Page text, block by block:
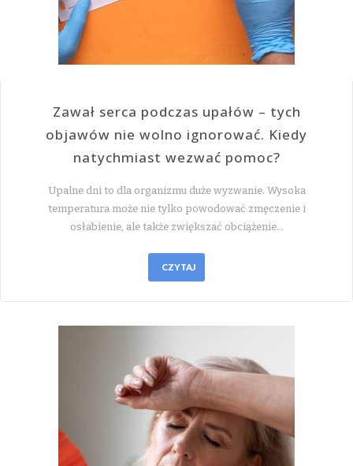
Zawał serca podczas upałów – tych
objawów nie wolno ignorować. Kiedy
natychmiast wezwać pomoc?
Upalne dni to dla organizmu duże wyzwanie. Wysoka
temperatura może nie tylko powodować zmęczenie i
osłabienie, ale także zwiększać obciążenie…
CZYTAJ